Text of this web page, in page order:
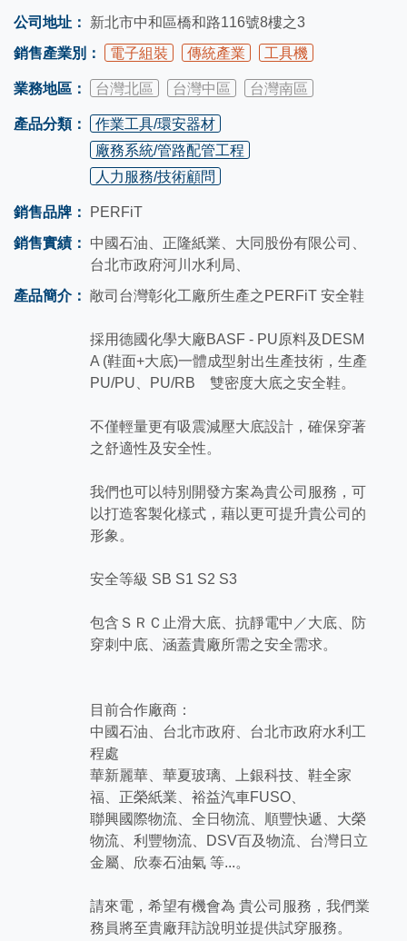
公司地址：
新北市中和區橋和路116號8樓之3
銷售產業別：
電子組裝 傳統產業 工具機
業務地區： 台灣北區 台灣中區 台灣南區
產品分類：
作業工具/環安器材
廠務系統/管路配管工程
人力服務/技術顧問
銷售品牌：
PERFiT
銷售實績：
中國石油、正隆紙業、大同股份有限公司、
台北市政府河川水利局、
產品簡介： 敞司台灣彰化工廠所生產之PERFiT 安全鞋
採用德國化學大廠BASF - PU原料及DESM
A (鞋面+大底)一體成型射出生產技術，生產
PU/PU、PU/RB 雙密度大底之安全鞋。
不僅輕量更有吸震減壓大底設計，確保穿著
之舒適性及安全性。
我們也可以特別開發方案為貴公司服務，可
以打造客製化樣式，藉以更可提升貴公司的
形象。
安全等級 SB S1 S2 S3
包含ＳＲＣ止滑大底、抗靜電中／大底、防
穿刺中底、涵蓋貴廠所需之安全需求。
目前合作廠商：
中國石油、台北市政府、台北市政府水利工
程處
華新麗華、華夏玻璃、上銀科技、鞋全家
福、正榮紙業、裕益汽車FUSO、
聯興國際物流、全日物流、順豐快遞、大榮
物流、利豐物流、DSV百及物流、台灣日立
金屬、欣泰石油氣 等...。
請來電，希望有機會為 貴公司服務，我們業
務員將至貴廠拜訪說明並提供試穿服務。